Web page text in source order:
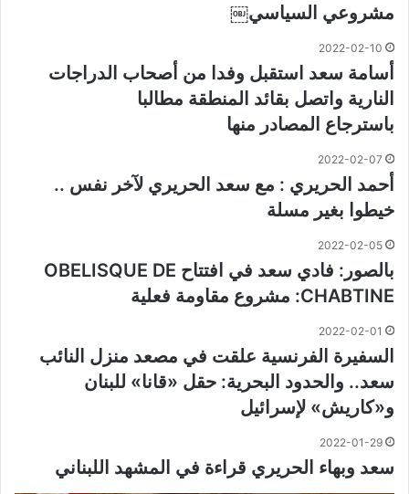
مشروعي السياسي￼
2022-02-10
أسامة سعد استقبل وفدا من أصحاب الدراجات
النارية واتصل بقائد المنطقة مطالبا
باسترجاع المصادر منها
2022-02-07
أحمد الحريري : مع سعد الحريري لآخر نفس ..
خيطوا بغير مسلة
2022-02-05
بالصور: فادي سعد في افتتاح OBELISQUE DE
CHABTINE: مشروع مقاومة فعلية
2022-02-01
السفيرة الفرنسية علقت في مصعد منزل النائب
سعد.. والحدود البحرية: حقل «قانا» للبنان
و«كاريش» لإسرائيل
2022-01-29
سعد وبهاء الحريري قراءة في المشهد اللبناني